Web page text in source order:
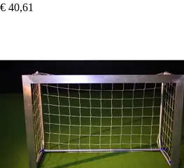
€ 40,61